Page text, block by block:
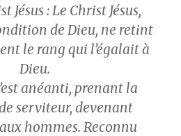
Jésus : Le Christ Jésus,
de Dieu, ne retint
le rang qui l’égalait à
Dieu.
anéanti, prenant la
serviteur, devenant
hommes. Reconnu